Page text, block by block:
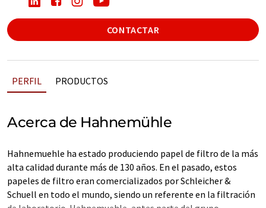
CONTACTAR
PERFIL PRODUCTOS
Acerca de Hahnemühle
Hahnemuehle ha estado produciendo papel de filtro de la más
alta calidad durante más de 130 años. En el pasado, estos
papeles de filtro eran comercializados por Schleicher &
Schuell en todo el mundo, siendo un referente en la filtración